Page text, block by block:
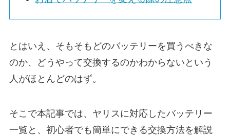
とはいえ、そもそもどのバッテリーを買うべきな
のか、どうやって交換するのかわからないという
人がほとんどのはず。
そこで本記事では、ヤリスに対応したバッテリー
一覧と、初心者でも簡単にできる交換方法を解説